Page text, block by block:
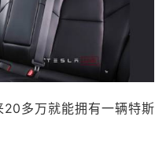
多万就能拥有一辆特斯